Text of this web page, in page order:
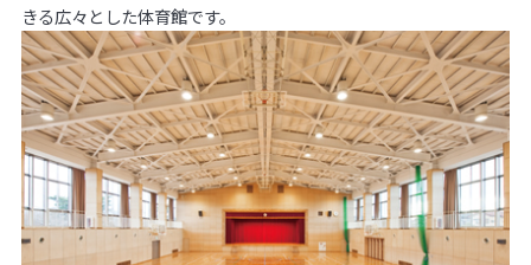
きる広々とした体育館です。